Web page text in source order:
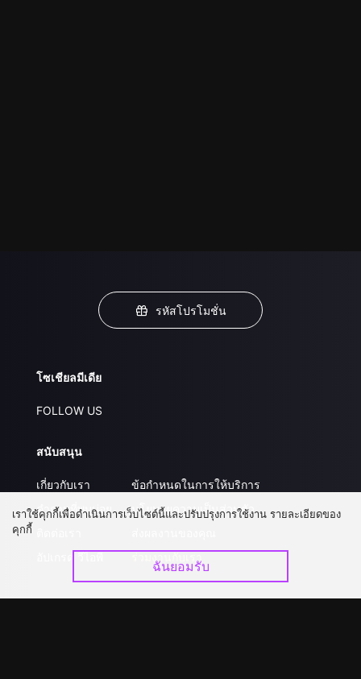
รหัสโปรโมชั่น
โซเชียลมีเดีย
FOLLOW US
สนับสนุน
เกี่ยวกับเรา
คำถามที่พบบ่อย
ข้อกำหนดในการให้บริการ
นโยบายความเป็นส่วนตัว
เราใช้คุกกี้เพื่อดำเนินการเว็บไซต์นี้และปรับปรุงการใช้งาน รายละเอียดของ
คุกกี้
ฉันยอมรับ